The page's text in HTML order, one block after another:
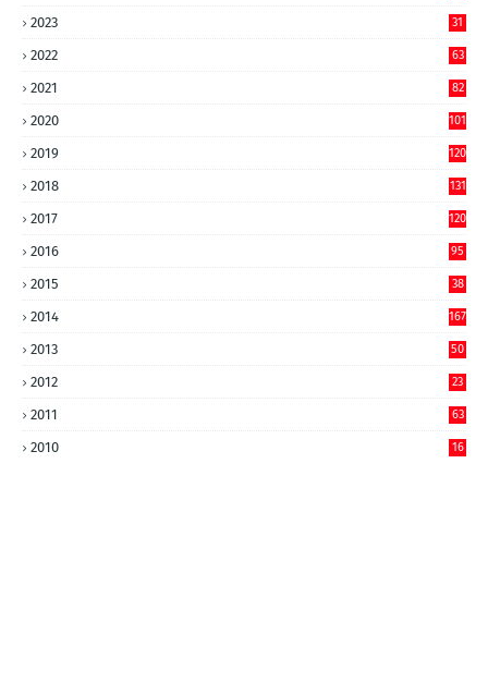
2023 31
2022 63
2021 82
2020 101
2019 120
2018 131
2017 120
2016 95
2015 38
2014 167
2013 50
2012 23
2011 63
2010 16